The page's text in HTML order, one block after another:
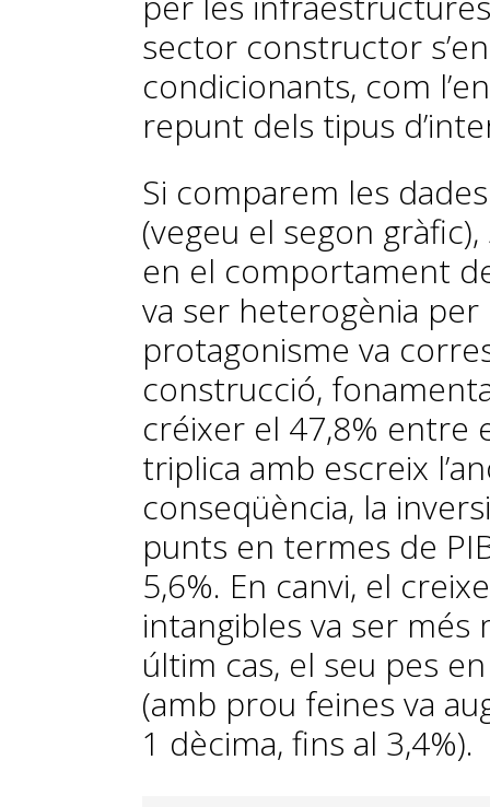
sector constructor
condicionants, com
repunt dels tipus
Si comparem les
(vegeu el segon
en el comportament
va ser heterogènia
protagonisme va
construcció,
créixer el 47,8% entre
triplica amb escreix
conseqüència, la
punts en termes de
5,6%. En canvi, el
intangibles va ser més
últim cas, el seu pes
(amb prou feines va
1 dècima, fins al 3,4%).